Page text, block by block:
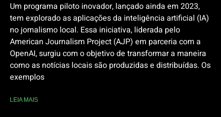
Um programa piloto inovador, lançado ainda em 2023,
tem explorado as aplicações da inteligência artificial (IA)
no jornalismo local. Essa iniciativa, liderada pelo
American Journalism Project (AJP) em parceria com a
OpenAI, surgiu com o objetivo de transformar a maneira
como as notícias locais são produzidas e distribuídas. Os
exemplos
LEIA MAIS